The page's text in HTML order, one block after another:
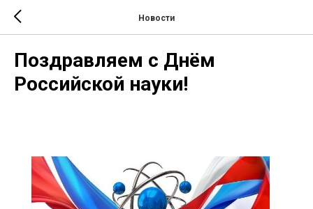
Новости
Поздравляем с Днём
Российской науки!